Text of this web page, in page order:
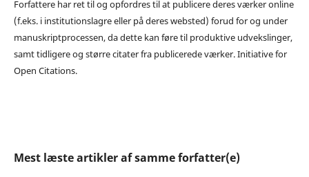
Forfattere har ret til og opfordres til at publicere deres værker online
(f.eks. i institutionslagre eller på deres websted) forud for og under
manuskriptprocessen, da dette kan føre til produktive udvekslinger,
samt tidligere og større citater fra publicerede værker. Initiative for
Open Citations.
Mest læste artikler af samme forfatter(e)